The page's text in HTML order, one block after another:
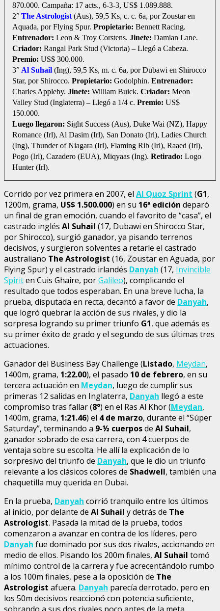
870.000. Campaña: 17 acts., 6-3-3, US$ 1.089.888.
2° The Astrologist (Aus), 59,5 Ks, c. c. 6a, por Zoustar en
Aquada, por Flying Spur. Propietario: Bennett Racing.
Entrenador: Leon & Troy Corstens. Jinete: Damian Lane.
Criador: Rangal Park Stud (Victoria) – Llegó a Cabeza.
Premio: US$ 300.000.
3° Al Suhail (Ing), 59,5 Ks, m. c. 6a, por Dubawi en Shirocco
Star, por Shirocco. Propietario: Godolphin. Entrenador:
Charles Appleby. Jinete: William Buick. Criador: Meon
Valley Stud (Inglaterra) – Llegó a 1/4 c. Premio: US$
150.000.
Luego llegaron: Sight Success (Aus), Duke Wai (NZ), Happy
Romance (Irl), Al Dasim (Irl), San Donato (Irl), Ladies Church
(Ing), Thunder of Niagara (Irl), Flaming Rib (Irl), Raaed (Irl),
Pogo (Irl), Cazadero (EUA), Miqyaas (Ing). Retirado: Logo
Hunter (Irl).
Corrido por vez primera en 2007, el Al Quoz Sprint (G1,
1200m, grama, US$ 1.500.000) en su 16ª edición deparó
un final de gran emoción, cuando el favorito de “casa”, el
castrado inglés Al Suhail (17, Dubawi en Shirocco Star,
por Shirocco), surgió ganador, ya pisando terrenos
decisivos, y surgieron solventes a retarle el castrado
australiano The Astrologist (16, Zoustar en Aguada, por
Flying Spur) y el castrado irlandés Danyah (17, Invincible
Spiriten Cuis Ghaire, porGalileo), complicando el
resultado que todos esperaban. En una breve lucha, la
prueba, disputada en recta, decantó a favor de Danyah,
que logró quebrar la acción de sus rivales, y dio la
sorpresa logrando su primer triunfo G1, que además es
su primer éxito de grado y el segundo de sus últimas tres
actuaciones.
Ganador del Business Bay Challenge (Listado, Meydan,
1400m, grama, 1:22.00), el pasado 10 de febrero, en su
tercera actuación en Meydan, luego de cumplir sus
primeras 12 salidas en Inglaterra, Danyah llegó a este
compromiso tras fallar (8°) en el Ras Al Khor (Meydan,
1400m, grama, 1:21.46) el 4 de marzo, durante el “Súper
Saturday”, terminando a 9-½ cuerposde Al Suhail,
ganador sobrado de esa carrera, con 4 cuerpos de
ventaja sobre su escolta. He allí la explicación de lo
sorpresivo del triunfo de Danyah, que le dio un triunfo
relevante a los clásicos colores de Shadwell, también una
chaquetilla muy querida en Dubai.
En la prueba, Danyah corrió tranquilo entre los últimos
al inicio, por delante de Al Suhail y detrás de The
Astrologist. Pasada la mitad de la prueba, todos
comenzaron a avanzar en contra de los líderes, pero
Danyah fue dominado por sus dos rivales, accionando en
medio de ellos. Pisando los 200m finales, Al Suhail tomó
mínimo control de la carrera y fue acrecentándolo rumbo
a los 100m finales, pese a la oposición de The
Astrologist afuera. Danyah parecía derrotado, pero en
los 50m decisivos reaccionó con potencia suficiente,